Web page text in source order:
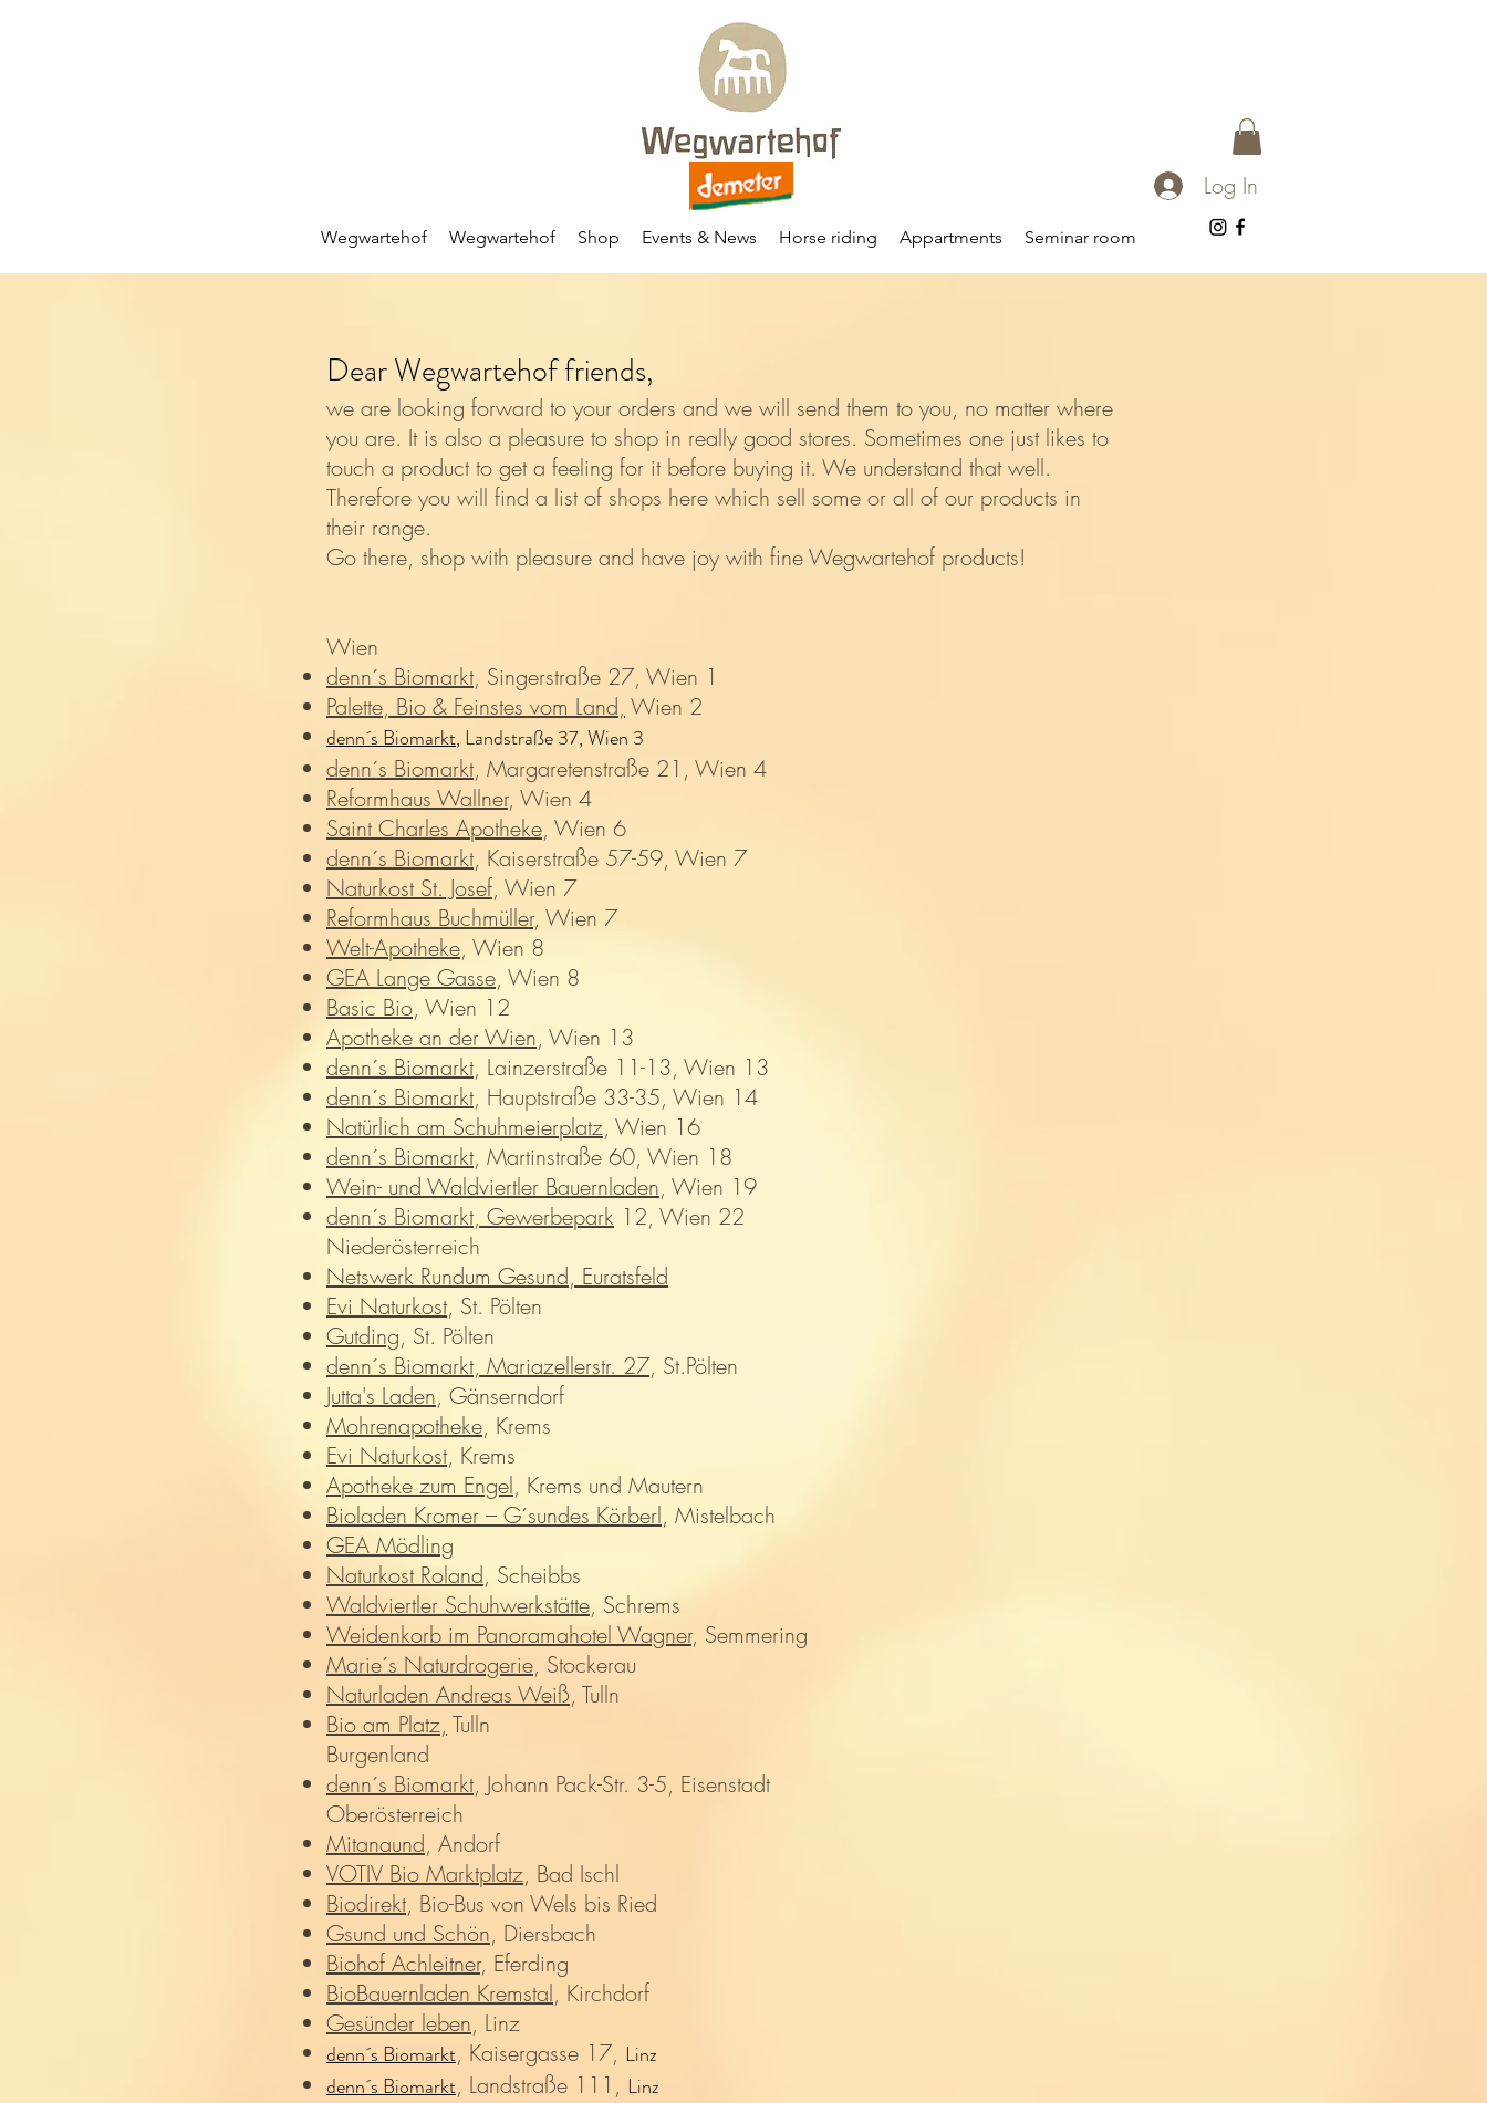
Wegwartehof Wegwartehof Shop Events & News Horse riding Appartments Seminar room
Log In
Dear Wegwartehof friends,
we are looking forward to your orders and we will send them to you, no matter where
you are. It is also a pleasure to shop in really good stores. Sometimes one just likes to
touch a product to get a feeling for it before buying it. We understand that well.
Therefore you will find a list of shops here which sell some or all of our products in
their range.
Go there, shop with pleasure and have joy with fine Wegwartehof products!
Wien
denn´s Biomarkt, Singerstraße 27, Wien 1
Palette, Bio & Feinstes vom Land, Wien 2
denn´s Biomarkt, Landstraße 37, Wien 3
denn´s Biomarkt, Margaretenstraße 21, Wien 4
Reformhaus Wallner, Wien 4
Saint Charles Apotheke, Wien 6
denn´s Biomarkt, Kaiserstraße 57-59, Wien 7
Naturkost St. Josef, Wien 7
Reformhaus Buchmüller, Wien 7
Welt-Apotheke, Wien 8
GEA Lange Gasse, Wien 8
Basic Bio, Wien 12
Apotheke an der Wien, Wien 13
denn´s Biomarkt, Lainzerstraße 11-13, Wien 13
denn´s Biomarkt, Hauptstraße 33-35, Wien 14
Natürlich am Schuhmeierplatz, Wien 16
denn´s Biomarkt, Martinstraße 60, Wien 18
Wein- und Waldviertler Bauernladen, Wien 19
denn´s Biomarkt, Gewerbepark 12, Wien 22
Niederösterreich
Netswerk Rundum Gesund, Euratsfeld
Evi Naturkost, St. Pölten
Gutding, St. Pölten
denn´s Biomarkt, Mariazellerstr. 27, St.Pölten
Jutta's Laden, Gänserndorf
Mohrenapotheke, Krems
Evi Naturkost, Krems
Apotheke zum Engel, Krems und Mautern
Bioladen Kromer – G´sundes Körberl, Mistelbach
GEA Mödling
Naturkost Roland, Scheibbs
Waldviertler Schuhwerkstätte, Schrems
Weidenkorb im Panoramahotel Wagner, Semmering
Marie´s Naturdrogerie, Stockerau
Naturladen Andreas Weiß, Tulln
Bio am Platz, Tulln
Burgenland
denn´s Biomarkt, Johann Pack-Str. 3-5, Eisenstadt
Oberösterreich
Mitanaund, Andorf
VOTIV Bio Marktplatz, Bad Ischl
Biodirekt, Bio-Bus von Wels bis Ried
Gsund und Schön, Diersbach
Biohof Achleitner, Eferding
BioBauernladen Kremstal, Kirchdorf
Gesünder leben, Linz
denn´s Biomarkt, Kaisergasse 17, Linz
denn´s Biomarkt, Landstraße 111, Linz